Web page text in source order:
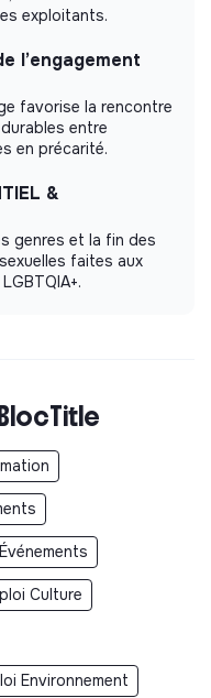
exploitants.
l’engagement
favorise la rencontre
entre
en précarité.
&
genres et la fin des
faites aux
Culture
Environnement